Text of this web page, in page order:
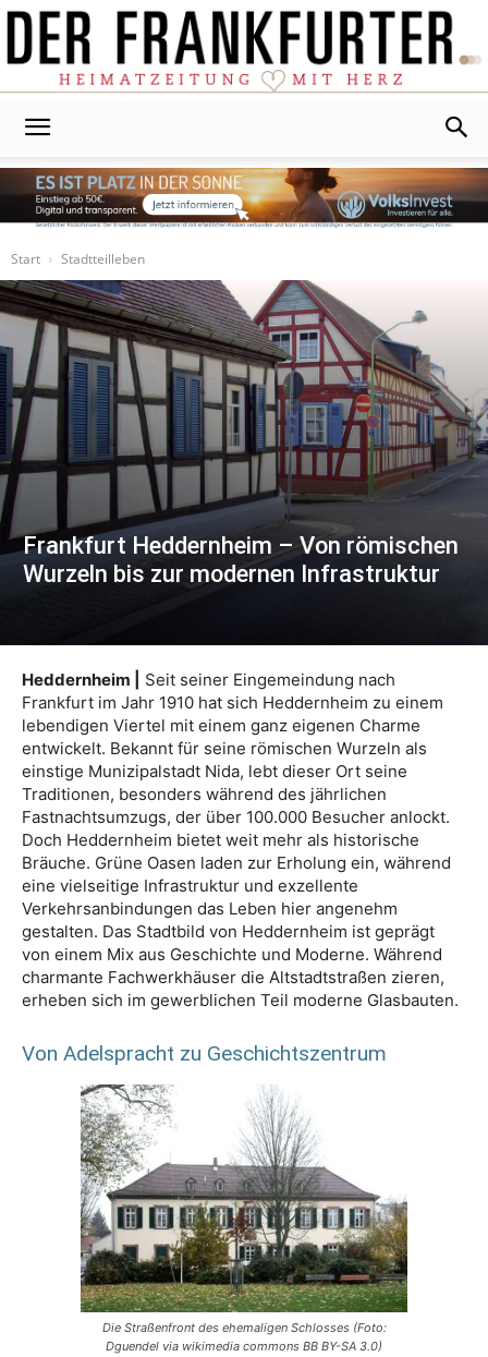
Start
Stadtteilleben
Frankfurt Heddernheim – Von römischen
Wurzeln bis zur modernen Infrastruktur
Heddernheim |
Seit seiner Eingemeindung nach
Frankfurt im Jahr 1910 hat sich Heddernheim zu einem
lebendigen Viertel mit einem ganz eigenen Charme
entwickelt. Bekannt für seine römischen Wurzeln als
einstige Munizipalstadt Nida, lebt dieser Ort seine
Traditionen, besonders während des jährlichen
Fastnachtsumzugs, der über 100.000 Besucher anlockt.
Doch Heddernheim bietet weit mehr als historische
Bräuche. Grüne Oasen laden zur Erholung ein, während
eine vielseitige Infrastruktur und exzellente
Verkehrsanbindungen das Leben hier angenehm
gestalten. Das Stadtbild von Heddernheim ist geprägt
von einem Mix aus Geschichte und Moderne. Während
charmante Fachwerkhäuser die Altstadtstraßen zieren,
erheben sich im gewerblichen Teil moderne Glasbauten.
Von Adelspracht zu Geschichtszentrum
Die Straßenfront des ehemaligen Schlosses (Foto:
Dguendel via wikimedia commons BB BY-SA 3.0)